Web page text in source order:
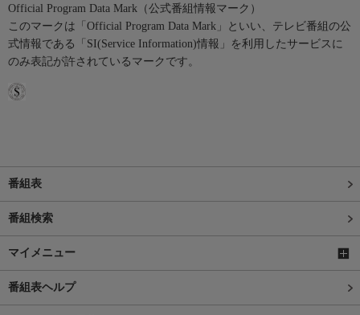
Official Program Data Mark（公式番組情報マーク）
このマークは「Official Program Data Mark」といい、テレビ番組の公
式情報である「SI(Service Information)情報」を利用したサービスに
のみ表記が許されているマークです。
番組表
番組検索
マイメニュー
番組表ヘルプ